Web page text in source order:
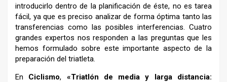
introducirlo dentro de la planificación de éste, no es tarea
fácil, ya que es preciso analizar de forma óptima tanto las
transferencias como las posibles interferencias. Cuatro
grandes expertos nos responden a las preguntas que les
hemos formulado sobre este importante aspecto de la
preparación del triatleta.
En Ciclismo, «Triatlón de media y larga distancia: